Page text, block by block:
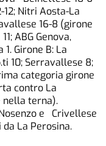
12; Nitri Aosta-La
16-8 (girone
ABG Genova,
Girone B: La
10; Serravallese 8;
categoria girone
contro La
terna).
e Crivellese
La Perosina.